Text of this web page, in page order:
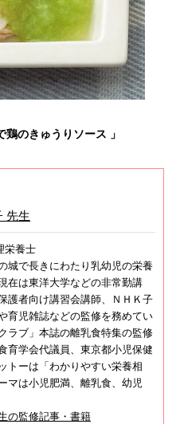
鶏のきゅうりソース 」
先生
栄養士
城で長きにわたり乳幼児の栄養
在は東洋大学などの非常勤講
護者向け講習会講師、ＮＨＫ子
育児雑誌などの監修を務めてい
ラブ」本誌の離乳食特集の監修
育学会代議員、東京都小児保健
トーは「わかりやすい栄養相
マは小児肥満、離乳食、幼児
の監修記事・書籍